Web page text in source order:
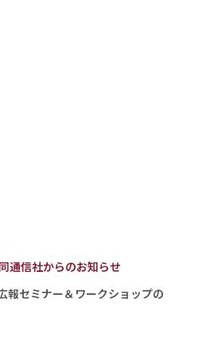
通信社からのお知らせ
セミナー＆ワークショップの